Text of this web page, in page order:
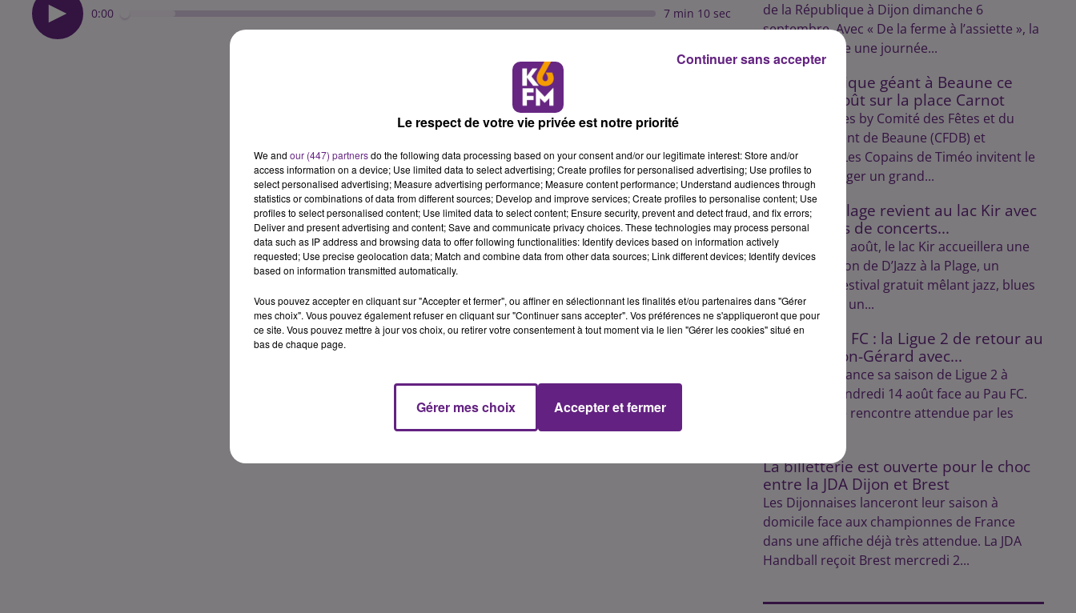
0:00 7 min 10 sec
de la République à Dijon dimanche 6
septembre. Avec « De la ferme à l’assiette », la
CR 21 propose une journée...
Un pique-nique géant à Beaune ce
samedi 8 août sur la place Carnot
Les Festivinales by Comité des Fêtes et du
Développement de Beaune (CFDB) et
l'association Les Copains de Timéo invitent le
public à partager un grand...
D’Jazz à la Plage revient au lac Kir avec
trois soirées de concerts...
Les 7, 14 et 21 août, le lac Kir accueillera une
nouvelle édition de D’Jazz à la Plage, un
rendez-vous estival gratuit mêlant jazz, blues
et swing dans un...
DFCO – Pau FC : la Ligue 2 de retour au
stade Gaston-Gérard avec...
Le Dijon FCO lance sa saison de Ligue 2 à
domicile le vendredi 14 août face au Pau FC.
Une première rencontre attendue par les
La billetterie est ouverte pour le choc
entre la JDA Dijon et Brest
Les Dijonnaises lanceront leur saison à
domicile face aux championnes de France
dans une affiche déjà très attendue. La JDA
Handball reçoit Brest mercredi 2...
Le respect de votre vie privée est notre priorité
We and our (447) partnersdo the following data processing based on your consent and/or our legitimate interest: Store and/or
access information on a device; Use limited data to select advertising; Create profiles for personalised advertising; Use profiles to
select personalised advertising; Measure advertising performance; Measure content performance; Understand audiences through
statistics or combinations of data from different sources; Develop and improve services; Create profiles to personalise content; Use
profiles to select personalised content; Use limited data to select content; Ensure security, prevent and detect fraud, and fix errors;
Deliver and present advertising and content; Save and communicate privacy choices. These technologies may process personal
data such as IP address and browsing data to offer following functionalities: Identify devices based on information actively
requested; Use precise geolocation data; Match and combine data from other data sources; Link different devices; Identify devices
based on information transmitted automatically.
Vous pouvez accepter en cliquant sur "Accepter et fermer", ou affiner en sélectionnant les finalités et/ou partenaires dans "Gérer
mes choix". Vous pouvez également refuser en cliquant sur "Continuer sans accepter". Vos préférences ne s'appliqueront que pour
ce site. Vous pouvez mettre à jour vos choix, ou retirer votre consentement à tout moment via le lien "Gérer les cookies" situé en
bas de chaque page.
Gérer mes choix Accepter et fermer
Continuer sans accepter